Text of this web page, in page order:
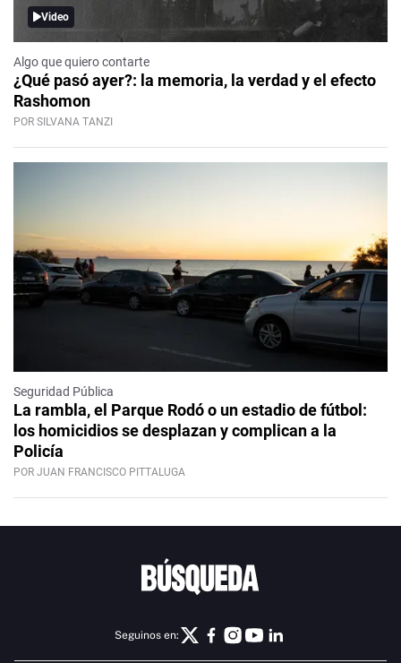
Video
Algo que quiero contarte
¿Qué pasó ayer?: la memoria, la verdad y el efecto
Rashomon
POR SILVANA TANZI
Seguridad Pública
La rambla, el Parque Rodó o un estadio de fútbol:
los homicidios se desplazan y complican a la
Policía
POR JUAN FRANCISCO PITTALUGA
Seguinos en: